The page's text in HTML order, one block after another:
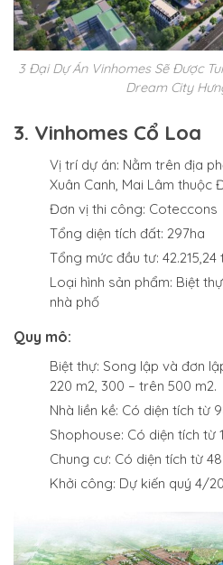
3 Đại Dự Án Vinhomes Sẽ Được
Dream City
3. Vinhomes Cổ Loa
Vị trí dự án: Nằm trên địa
Xuân Canh, Mai Lâm thuộc
Đơn vị thi công: Coteccons
Tổng diện tích đất: 297ha
Tổng mức đầu tư:
Loại hình sản phẩm: Biệt
nhà phố
Quy mô:
Biệt thự: Song lập và đơn
220 m2, 300 – trên 500 m2.
Nhà liền kề: Có diện tích từ
Shophouse: Có diện tích từ
Chung cư: Có diện tích từ
Khởi công: Dự kiến quý 4/